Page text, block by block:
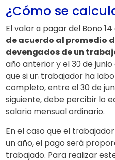
¿Cómo se
El valor a pagar del Bono
de acuerdo al promedio
devengados de un
año anterior y el 30 de junio
que si un trabajador ha
completo, entre el 30 de
siguiente, debe percibir lo
salario mensual ordinario.
En el caso que el
un año, el pago será
trabajado. Para realizar